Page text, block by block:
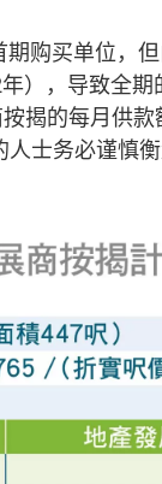
购买单位，
），导致全
揭的每月供
人士务必谨慎